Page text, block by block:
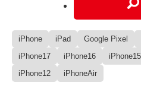
iPhone iPad Google Pixel
iPhone17
iPhone16 iPhone15
iPhone12
iPhoneAir